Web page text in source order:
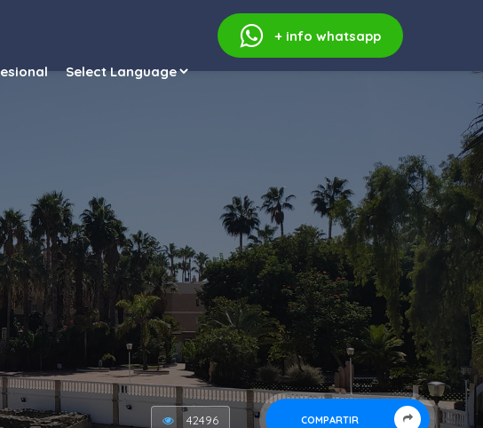
+ info whatsapp
COMPARTIR
42496